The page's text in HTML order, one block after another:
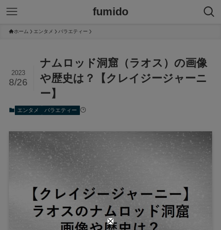
fumido
ホーム エンタメ バラエティー
ナムロッド洞窟（ラオス）の画像
や歴史は？【クレイジージャーニ
ー】
2023
8/26
エンタメ バラエティー